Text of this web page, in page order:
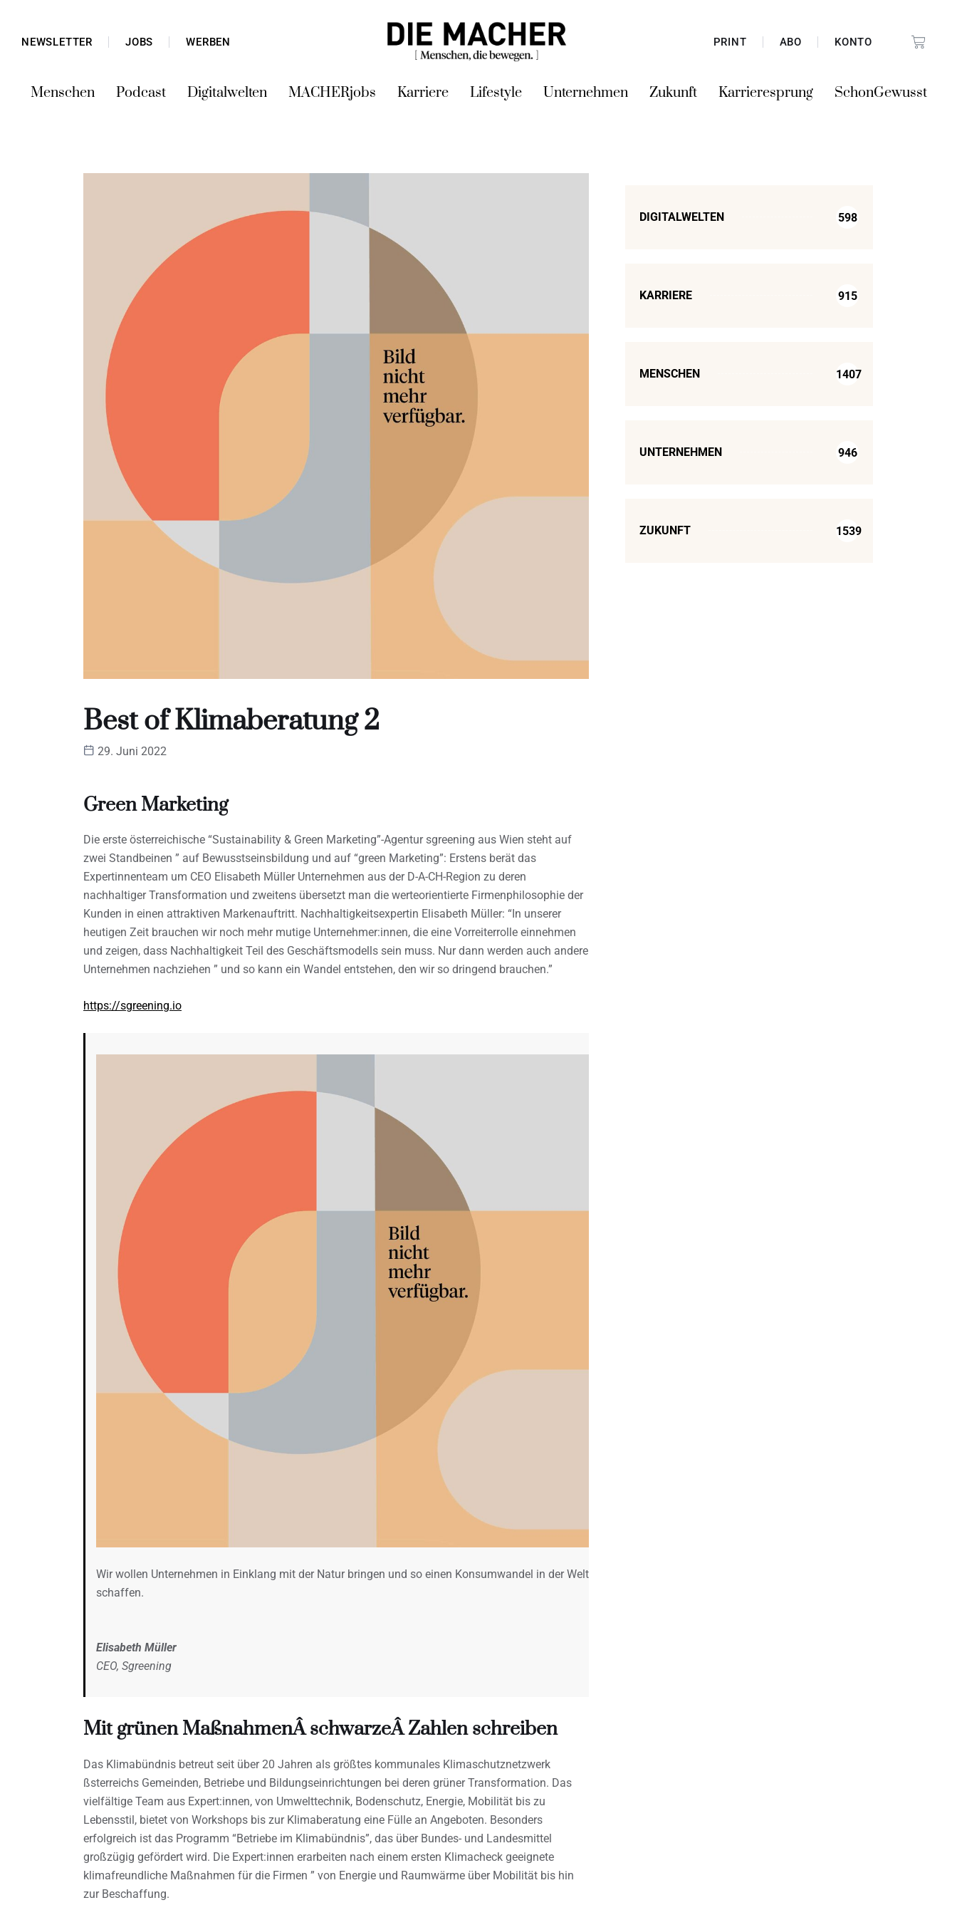
NEWSLETTER JOBS WERBEN PRINT ABO KONTO
Menschen Podcast Digitalwelten MACHERjobs Karriere Lifestyle Unternehmen Zukunft Karrieresprung SchonGewusst
Best of Klimaberatung 2
29. Juni 2022
Green Marketing
Die erste österreichische “Sustainability & Green Marketing”-Agentur sgreening aus Wien steht auf
zwei Standbeinen ” auf Bewusstseinsbildung und auf “green Marketing”: Erstens berät das
Expertinnenteam um CEO Elisabeth Müller Unternehmen aus der D-A-CH-Region zu deren
nachhaltiger Transformation und zweitens übersetzt man die werteorientierte Firmenphilosophie der
Kunden in einen attraktiven Markenauftritt. Nachhaltigkeitsexpertin Elisabeth Müller: “In unserer
heutigen Zeit brauchen wir noch mehr mutige Unternehmer:innen, die eine Vorreiterrolle einnehmen
und zeigen, dass Nachhaltigkeit Teil des Geschäftsmodells sein muss. Nur dann werden auch andere
Unternehmen nachziehen ” und so kann ein Wandel entstehen, den wir so dringend brauchen.”
https://sgreening.io
Wir wollen Unternehmen in Einklang mit der Natur bringen und so einen Konsumwandel in der Welt
schaffen.
Elisabeth Müller
CEO, Sgreening
Mit grünen MaßnahmenÂ schwarzeÂ Zahlen schreiben
Das Klimabündnis betreut seit über 20 Jahren als größtes kommunales Klimaschutznetzwerk
ßsterreichs Gemeinden, Betriebe und Bildungseinrichtungen bei deren grüner Transformation. Das
vielfältige Team aus Expert:innen, von Umwelttechnik, Bodenschutz, Energie, Mobilität bis zu
Lebensstil, bietet von Workshops bis zur Klimaberatung eine Fülle an Angeboten. Besonders
erfolgreich ist das Programm “Betriebe im Klimabündnis”, das über Bundes- und Landesmittel
großzügig gefördert wird. Die Expert:innen erarbeiten nach einem ersten Klimacheck geeignete
klimafreundliche Maßnahmen für die Firmen ” von Energie und Raumwärme über Mobilität bis hin
zur Beschaffung.
DIGITALWELTEN 598
KARRIERE 915
MENSCHEN 1407
UNTERNEHMEN 946
ZUKUNFT 1539